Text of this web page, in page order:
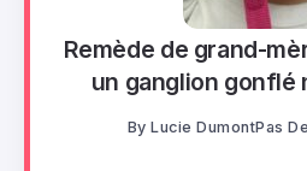
Remède de grand-
un ganglion gonflé
By Lucie DumontPas